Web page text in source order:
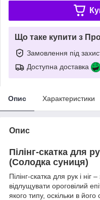
Що таке купити з
Замовлення під
Доступна доставка
Опис Характеристики
Опис
Пілінг-скатка для
(Солодка суниця)
Пілінг-скатка для рук і
відлущувати ороговілий
якого типу, оскільки в